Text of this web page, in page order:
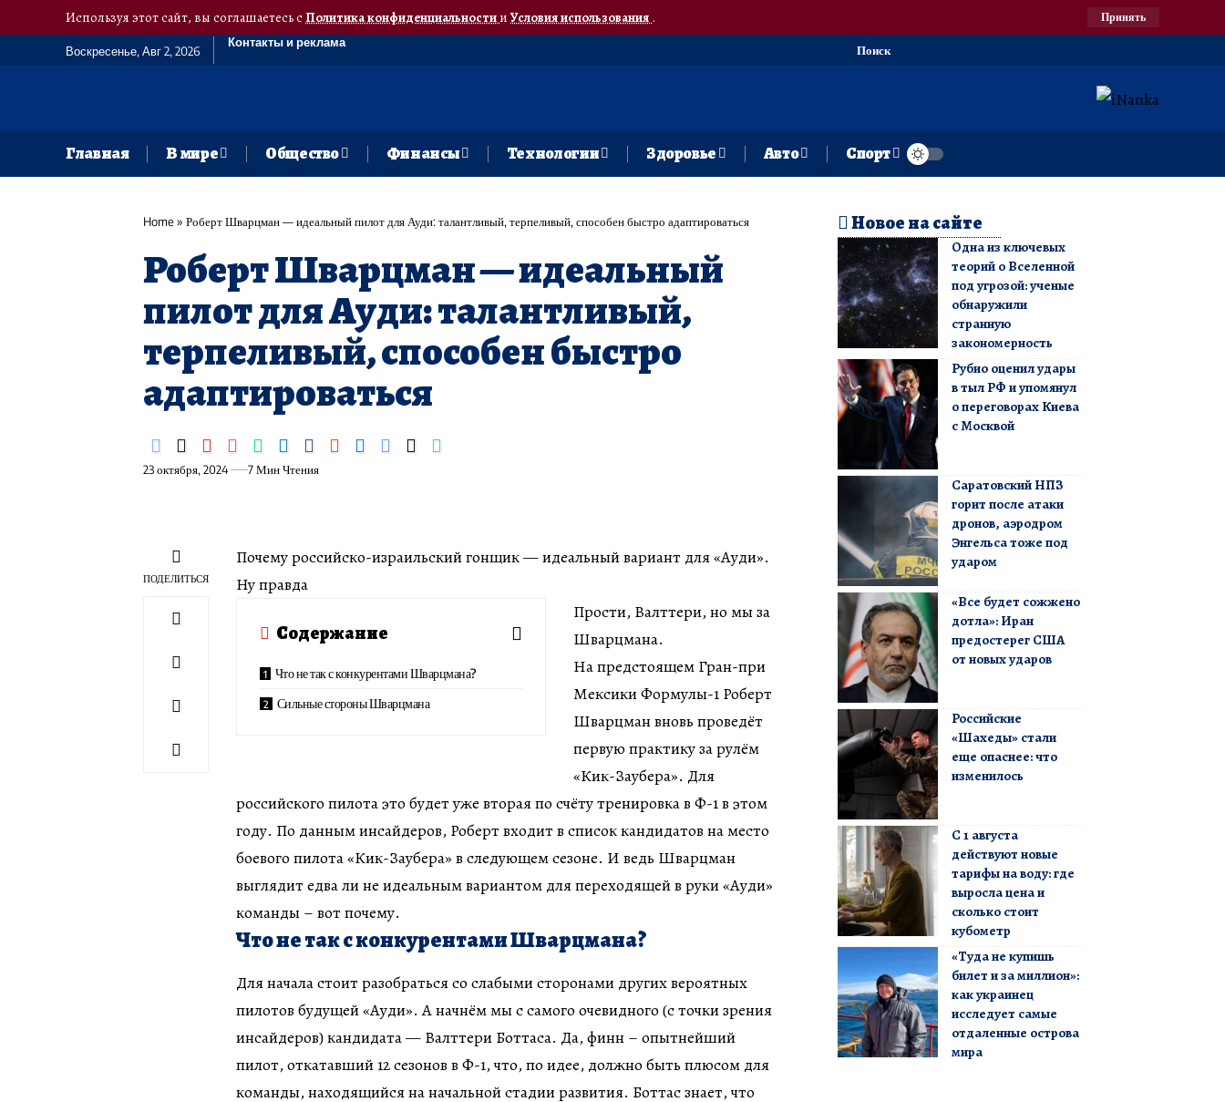
Используя этот сайт, вы соглашаетесь сПолитика конфиденциальностии Условия использования. Принять
Воскресенье, Авг 2, 2026
Контакты и реклама
Поиск
Главная В мире Общество Финансы Технологии Здоровье Авто Спорт
Home» Роберт Шварцман — идеальный пилот для Ауди: талантливый, терпеливый, способен быстро адаптироваться
Роберт Шварцман — идеальный
пилот для Ауди: талантливый,
терпеливый, способен быстро
адаптироваться
23 октября, 2024 7 Мин Чтения
ПОДЕЛИТЬСЯ
Почему российско-израильский гонщик — идеальный вариант для «Ауди».
Ну правда
Содержание
Что не так с конкурентами Шварцмана?
Сильные стороны Шварцмана
Прости, Валттери, но мы за
Шварцмана.
На предстоящем Гран-при
Мексики Формулы-1 Роберт
Шварцман вновь проведёт
первую практику за рулём
«Кик-Заубера». Для
российского пилота это будет уже вторая по счёту тренировка в Ф-1 в этом
году. По данным инсайдеров, Роберт входит в список кандидатов на место
боевого пилота «Кик-Заубера» в следующем сезоне. И ведь Шварцман
выглядит едва ли не идеальным вариантом для переходящей в руки «Ауди»
команды – вот почему.
Что не так с конкурентами Шварцмана?
Для начала стоит разобраться со слабыми сторонами других вероятных
пилотов будущей «Ауди». А начнём мы с самого очевидного (с точки зрения
инсайдеров) кандидата — Валттери Боттаса. Да, финн – опытнейший
пилот, откатавший 12 сезонов в Ф-1, что, по идее, должно быть плюсом для
команды, находящийся на начальной стадии развития. Боттас знает, что
Новое на сайте
Одна из ключевых
теорий о Вселенной
под угрозой: ученые
обнаружили
странную
закономерность
Рубио оценил удары
в тыл РФ и упомянул
о переговорах Киева
с Москвой
Саратовский НПЗ
горит после атаки
дронов, аэродром
Энгельса тоже под
ударом
«Все будет сожжено
дотла»: Иран
предостерег США
от новых ударов
Российские
«Шахеды» стали
еще опаснее: что
изменилось
С 1 августа
действуют новые
тарифы на воду: где
выросла цена и
сколько стоит
кубометр
«Туда не купишь
билет и за миллион»:
как украинец
исследует самые
отдаленные острова
мира